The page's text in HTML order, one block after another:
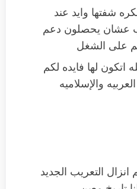
شفتها وايد عند
عشان يحصلون دعم
على الشغل
اتكون لها فايده لكم
العربيه والإسلاميه
التعريب الجديد